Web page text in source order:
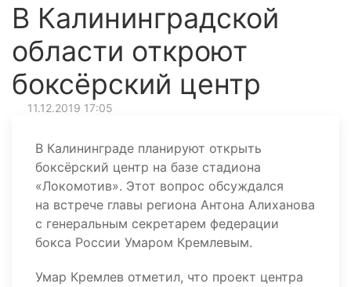
В Калининградской
области откроют
боксёрский центр
11.12.2019 17:05
В Калининграде планируют открыть
боксёрский центр на базе стадиона
«Локомотив». Этот вопрос обсуждался
на встрече главы региона Антона Алиханова
с генеральным секретарем федерации
бокса России Умаром Кремлевым.
Умар Кремлев отметил, что проект центра